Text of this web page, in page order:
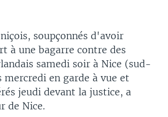
soupçonnés d'avoir
à une bagarre contre des
samedi soir à Nice (sud-
en garde à vue et
jeudi devant la justice, a
de Nice.